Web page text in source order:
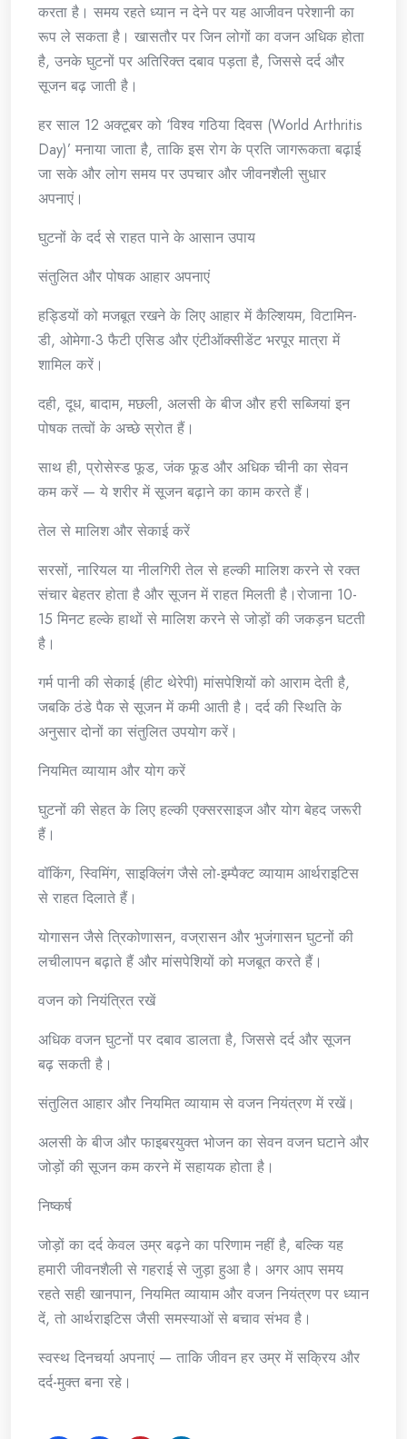
करता है। समय रहते ध्यान न देने पर यह आजीवन परेशानी का
रूप ले सकता है। खासतौर पर जिन लोगों का वजन अधिक होता
है, उनके घुटनों पर अतिरिक्त दबाव पड़ता है, जिससे दर्द और
सूजन बढ़ जाती है।
हर साल 12 अक्टूबर को ‘विश्व गठिया दिवस (World Arthritis
Day)’ मनाया जाता है, ताकि इस रोग के प्रति जागरूकता बढ़ाई
जा सके और लोग समय पर उपचार और जीवनशैली सुधार
अपनाएं।
घुटनों के दर्द से राहत पाने के आसान उपाय
संतुलित और पोषक आहार अपनाएं
हड्डियों को मजबूत रखने के लिए आहार में कैल्शियम, विटामिन-
डी, ओमेगा-3 फैटी एसिड और एंटीऑक्सीडेंट भरपूर मात्रा में
शामिल करें।
दही, दूध, बादाम, मछली, अलसी के बीज और हरी सब्जियां इन
पोषक तत्वों के अच्छे स्रोत हैं।
साथ ही, प्रोसेस्ड फूड, जंक फूड और अधिक चीनी का सेवन
कम करें — ये शरीर में सूजन बढ़ाने का काम करते हैं।
तेल से मालिश और सेकाई करें
सरसों, नारियल या नीलगिरी तेल से हल्की मालिश करने से रक्त
संचार बेहतर होता है और सूजन में राहत मिलती है।रोजाना 10-
15 मिनट हल्के हाथों से मालिश करने से जोड़ों की जकड़न घटती
है।
गर्म पानी की सेकाई (हीट थेरेपी) मांसपेशियों को आराम देती है,
जबकि ठंडे पैक से सूजन में कमी आती है। दर्द की स्थिति के
अनुसार दोनों का संतुलित उपयोग करें।
नियमित व्यायाम और योग करें
घुटनों की सेहत के लिए हल्की एक्सरसाइज और योग बेहद जरूरी
हैं।
वॉकिंग, स्विमिंग, साइक्लिंग जैसे लो-इम्पैक्ट व्यायाम आर्थराइटिस
से राहत दिलाते हैं।
योगासन जैसे त्रिकोणासन, वज्रासन और भुजंगासन घुटनों की
लचीलापन बढ़ाते हैं और मांसपेशियों को मजबूत करते हैं।
वजन को नियंत्रित रखें
अधिक वजन घुटनों पर दबाव डालता है, जिससे दर्द और सूजन
बढ़ सकती है।
संतुलित आहार और नियमित व्यायाम से वजन नियंत्रण में रखें।
अलसी के बीज और फाइबरयुक्त भोजन का सेवन वजन घटाने और
जोड़ों की सूजन कम करने में सहायक होता है।
निष्कर्ष
जोड़ों का दर्द केवल उम्र बढ़ने का परिणाम नहीं है, बल्कि यह
हमारी जीवनशैली से गहराई से जुड़ा हुआ है। अगर आप समय
रहते सही खानपान, नियमित व्यायाम और वजन नियंत्रण पर ध्यान
दें, तो आर्थराइटिस जैसी समस्याओं से बचाव संभव है।
स्वस्थ दिनचर्या अपनाएं — ताकि जीवन हर उम्र में सक्रिय और
दर्द-मुक्त बना रहे।